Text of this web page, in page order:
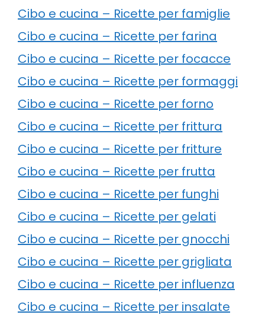
Cibo e cucina – Ricette per famiglie
Cibo e cucina – Ricette per farina
Cibo e cucina – Ricette per focacce
Cibo e cucina – Ricette per formaggi
Cibo e cucina – Ricette per forno
Cibo e cucina – Ricette per frittura
Cibo e cucina – Ricette per fritture
Cibo e cucina – Ricette per frutta
Cibo e cucina – Ricette per funghi
Cibo e cucina – Ricette per gelati
Cibo e cucina – Ricette per gnocchi
Cibo e cucina – Ricette per grigliata
Cibo e cucina – Ricette per influenza
Cibo e cucina – Ricette per insalate